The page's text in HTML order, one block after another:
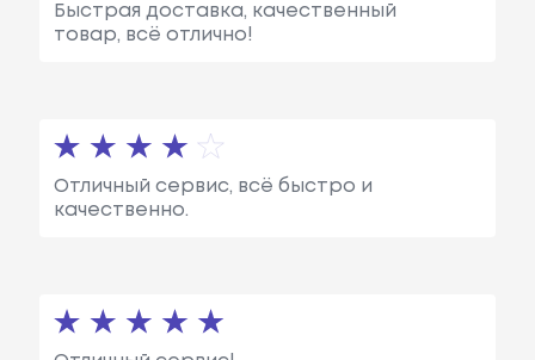
Быстрая доставка, качественный
товар, всё отлично!
Отличный сервис, всё быстро и
качественно.